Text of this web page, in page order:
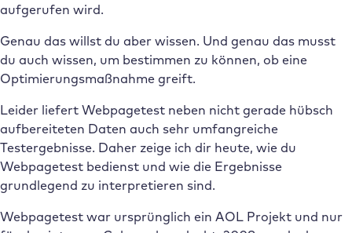
aufgerufen wird.
Genau das willst du aber wissen. Und genau das musst
du auch wissen, um bestimmen zu können, ob eine
Optimierungsmaßnahme greift.
Leider liefert Webpagetest neben nicht gerade hübsch
aufbereiteten Daten auch sehr umfangreiche
Testergebnisse. Daher zeige ich dir heute, wie du
Webpagetest bedienst und wie die Ergebnisse
grundlegend zu interpretieren sind.
Webpagetest war ursprünglich ein AOL Projekt und nur